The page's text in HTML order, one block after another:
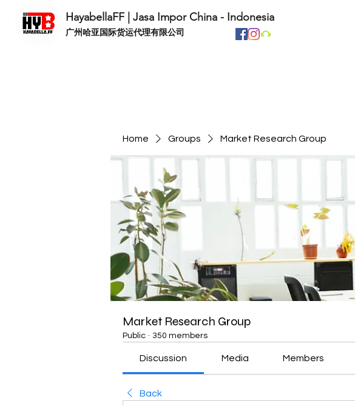
HayabellaFF | Jasa Impor China - Indonesia
​广州哈亚国际货运代理有限公司
Home Groups Market Research Group
Market Research Group
Public · 350 members
Discussion Media Members
Back